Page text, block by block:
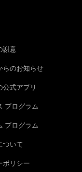
謝意
らのお知らせ
式アプリ
プログラム
プログラム
ついて
ポリシー